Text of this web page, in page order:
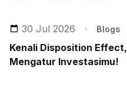
30 Jul 2026 Blogs
Kenali Disposition
Mengatur Investasimu!